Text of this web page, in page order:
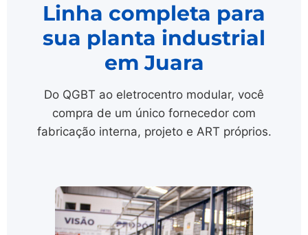
Linha completa para
sua planta industrial
em Juara
Do QGBT ao eletrocentro modular, você
compra de um único fornecedor com
fabricação interna, projeto e ART próprios.